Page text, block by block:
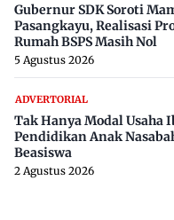
Gubernur SDK Soroti
Pasangkayu, Realisasi
Rumah BSPS Masih Nol
5 Agustus 2026
ADVERTORIAL
Tak Hanya Modal Usaha
Pendidikan Anak
Beasiswa
2 Agustus 2026